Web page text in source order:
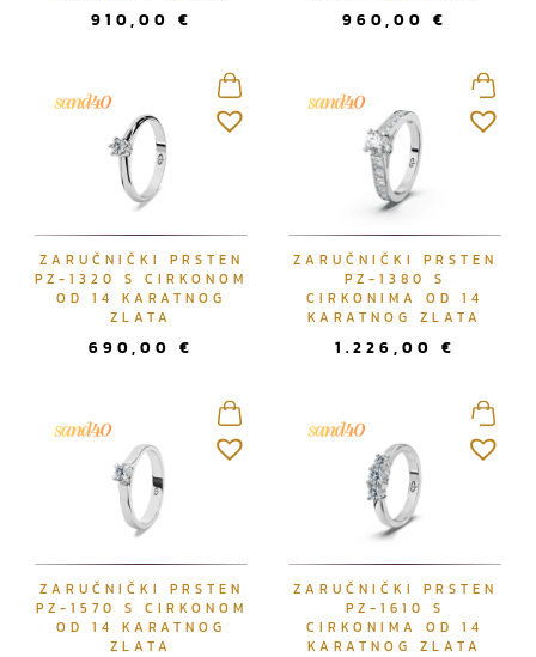
910,00 € 960,00 €
ZARUČNIČKI PRSTEN
PZ-1320 S CIRKONOM
OD 14 KARATNOG
ZLATA
690,00 €
ZARUČNIČKI PRSTEN
PZ-1380 S
CIRKONIMA OD 14
KARATNOG ZLATA
1.226,00 €
ZARUČNIČKI PRSTEN
PZ-1570 S CIRKONOM
OD 14 KARATNOG
ZLATA
ZARUČNIČKI PRSTEN
PZ-1610 S
CIRKONIMA OD 14
KARATNOG ZLATA